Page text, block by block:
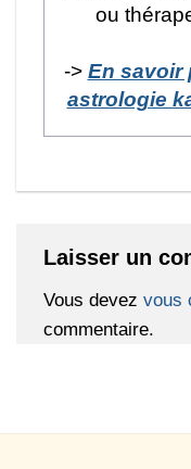
ou
-> En savoir
astrologie
Laisser un
Vous devez vous
commentaire.